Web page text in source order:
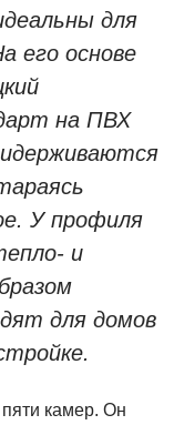
для
его основе
на ПВХ
У профиля
и
для домов
камер. Он